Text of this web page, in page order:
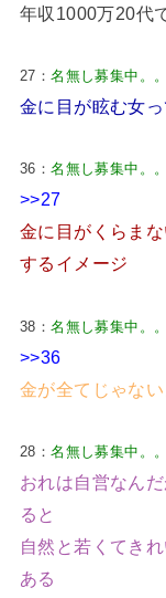
年収1000万20代
27：名無し募集中。。
金に目が眩む女
36：名無し募集中。。
>>27
金に目がくらま
するイメージ
38：名無し募集中。。
>>36
金が全てじゃない
28：名無し募集中。。
おれは自営なん
ると
自然と若くてき
ある